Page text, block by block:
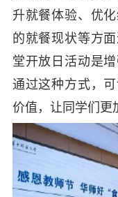
升就餐体验、优
的就餐现状等方
堂开放日活动是
通过这种方式，
价值，让同学们更